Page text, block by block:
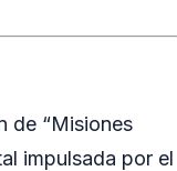
de “Misiones
impulsada por el